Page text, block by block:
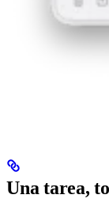
Una tarea,